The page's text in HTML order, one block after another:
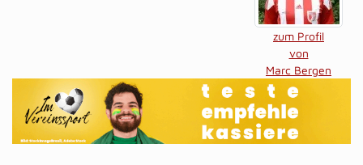
zum Profil
von
Marc Bergen